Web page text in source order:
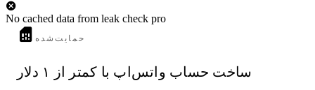
No cached data from leak check pro
حمایت‌شده
ساخت حساب واتس‌اپ با کمتر از ۱ دلار